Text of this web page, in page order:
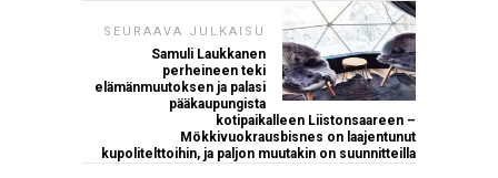
SEURAAVA JULKAISU
Samuli Laukkanen
perheineen teki
elämänmuutoksen ja palasi
pääkaupungista
kotipaikalleen Liistonsaareen –
Mökkivuokrausbisnes on laajentunut
kupolitelttoihin, ja paljon muutakin on suunnitteilla